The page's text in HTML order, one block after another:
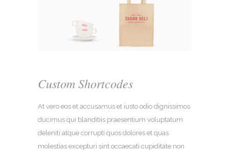
Custom Shortcodes
At vero eos et accusamus et iusto odio dignissimos
ducimus qui blanditiis praesentium voluptatum
deleniti atque corrupti quos dolores et quas
molestias excepturi sint occaecati cupiditate non